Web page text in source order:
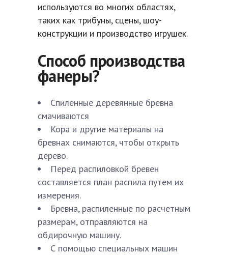
используются во многих областях,
таких как трибуны, сцены, шоу-
конструкции и производство игрушек.
Способ производства
фанеры?
Спиленные деревянные бревна
смачиваются
Кора и другие материалы на
бревнах снимаются, чтобы открыть
дерево.
Перед распиловкой бревен
составляется план распила путем их
измерения.
Бревна, распиленные по расчетным
размерам, отправляются на
обдирочную машину.
С помощью специальных машин